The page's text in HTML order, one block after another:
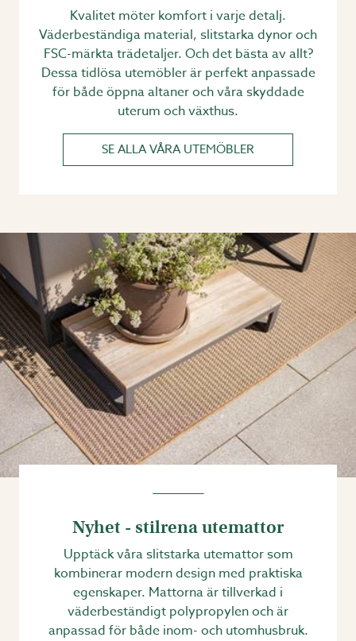
Kvalitet möter komfort i varje detalj.
Väderbeständiga material, slitstarka dynor och
FSC-märkta trädetaljer. Och det bästa av allt?
Dessa tidlösa utemöbler är perfekt anpassade
för både öppna altaner och våra skyddade
uterum och växthus.
SE ALLA VÅRA UTEMÖBLER
Nyhet - stilrena utemattor
Upptäck våra slitstarka utemattor som
kombinerar modern design med praktiska
egenskaper. Mattorna är tillverkad i
väderbeständigt polypropylen och är
anpassad för både inom- och utomhusbruk.